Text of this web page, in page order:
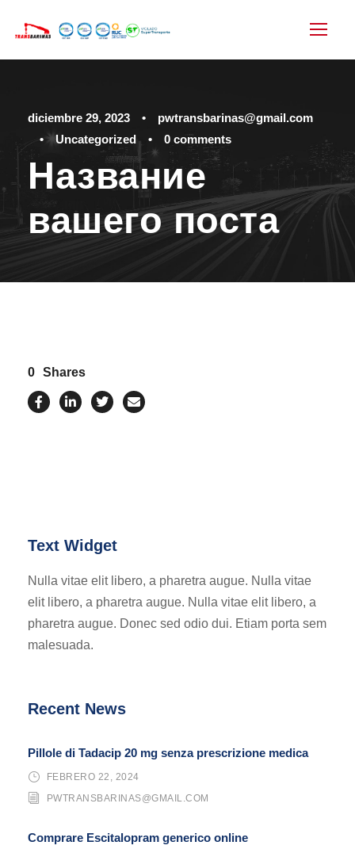
diciembre 29, 2023 •
pwtransbarinas@gmail.com
•
Uncategorized • 0 comments
Название
вашего поста
0 Shares
Text Widget
Nulla vitae elit libero, a pharetra augue. Nulla vitae
elit libero, a pharetra augue. Nulla vitae elit libero, a
pharetra augue. Donec sed odio dui. Etiam porta sem
malesuada.
Recent News
Pillole di Tadacip 20 mg senza prescrizione medica
FEBRERO 22, 2024
PWTRANSBARINAS@GMAIL.COM
Comprare Escitalopram generico online